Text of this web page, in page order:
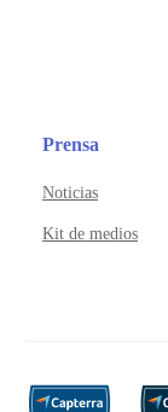
Prensa
Noticias
Kit de medios